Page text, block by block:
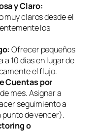
y Claro:
muy claros desde el
los
Ofrecer pequeños
a 10 días en lugar de
el flujo.
Cuentas por
mes. Asignar a
seguimiento a
de vencer).
o